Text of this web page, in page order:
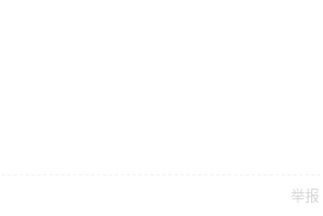
举报